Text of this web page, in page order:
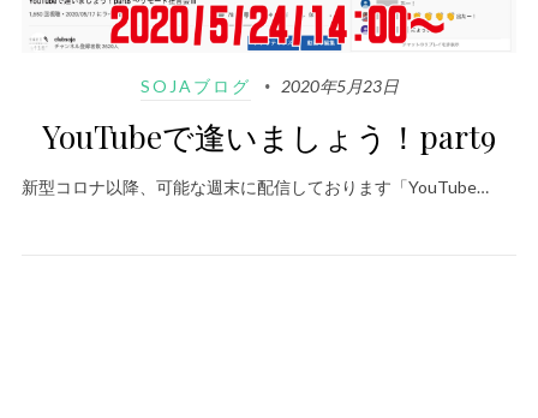
SOJAブログ 2020年5月23日
YouTubeで逢いましょう！part9
新型コロナ以降、可能な週末に配信しております「YouTube…